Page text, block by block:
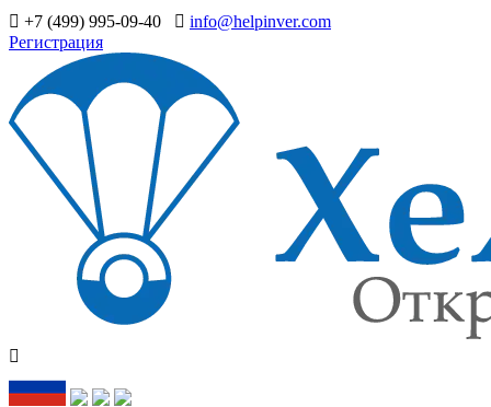
+7 (499) 995-09-40
info@helpinver.com
Регистрация